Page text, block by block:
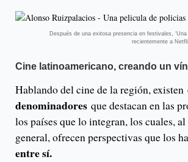
Después de una exitosa presencia en festivales,
recientemente a
Cine latinoamericano, creando un
Hablando del cine de la región, existen
denominadores que destacan en las
los países que lo integran, los cuales,
general, ofrecen perspectivas que los
entre sí.